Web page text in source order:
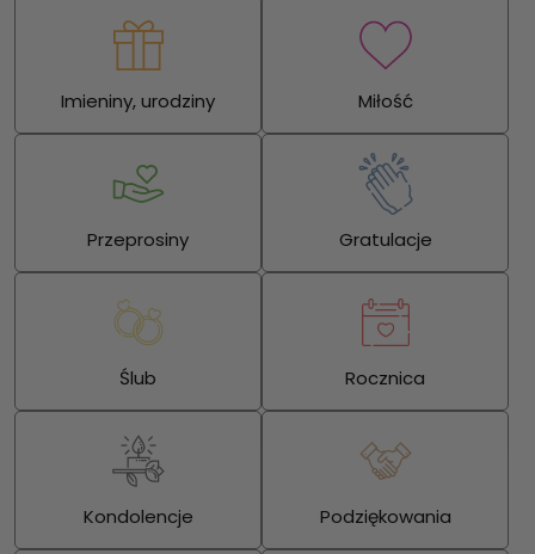
Imieniny, urodziny Miłość
Przeprosiny Gratulacje
Ślub Rocznica
Kondolencje Podziękowania